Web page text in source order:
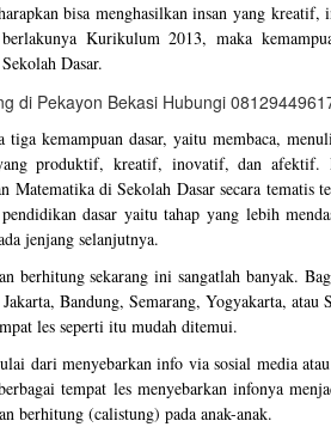
bisa menghasilkan insan yang kreatif,
Kurikulum 2013, maka
Dasar.
kemampuan dasar, yaitu membaca,
produktif, kreatif, inovatif, dan afektif.
Matematika di Sekolah Dasar secara
dasar yaitu tahap yang lebih
jenjang selanjutnya.
berhitung sekarang ini sangatlah banyak.
Bandung, Semarang, Yogyakarta,
les seperti itu mudah ditemui.
dari menyebarkan info via sosial media
tempat les menyebarkan infonya
berhitung (calistung) pada anak-anak.